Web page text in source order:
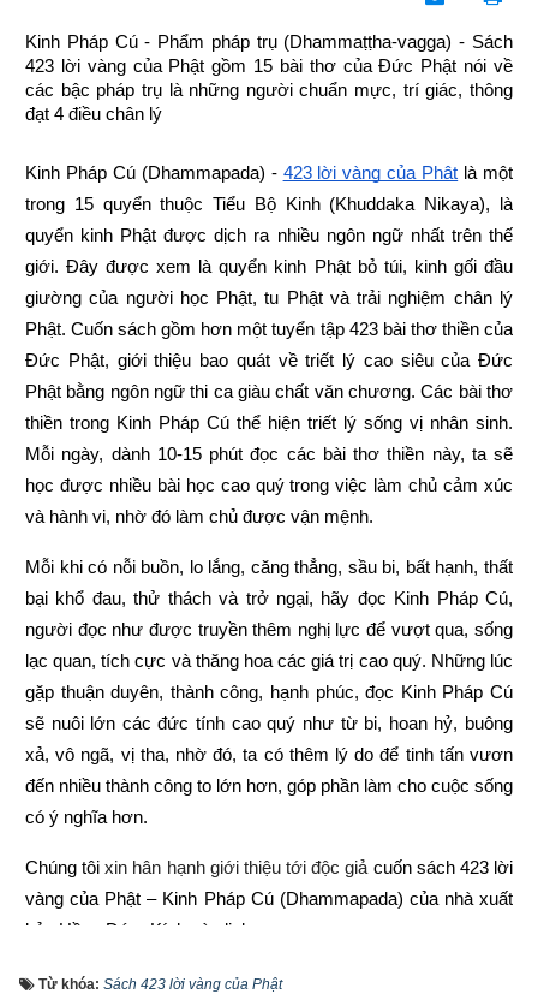
Kinh Pháp Cú - Phẩm pháp trụ (Dhammaṭṭha-vagga) - Sách
423 lời vàng của Phật gồm 15 bài thơ của Đức Phật nói về
các bậc pháp trụ là những người chuẩn mực, trí giác, thông
đạt 4 điều chân lý
Kinh Pháp Cú (Dhammapada) - 423 lời vàng của Phật là một
trong 15 quyển thuộc Tiểu Bộ Kinh (Khuddaka Nikaya), là
quyển kinh Phật được dịch ra nhiều ngôn ngữ nhất trên thế
giới. Đây được xem là quyển kinh Phật bỏ túi, kinh gối đầu
giường của người học Phật, tu Phật và trải nghiệm chân lý
Phật. Cuốn sách gồm hơn một tuyển tập 423 bài thơ thiền của
Đức Phật, giới thiệu bao quát về triết lý cao siêu của Đức
Phật bằng ngôn ngữ thi ca giàu chất văn chương. Các bài thơ
thiền trong Kinh Pháp Cú thể hiện triết lý sống vị nhân sinh.
Mỗi ngày, dành 10-15 phút đọc các bài thơ thiền này, ta sẽ
học được nhiều bài học cao quý trong việc làm chủ cảm xúc
và hành vi, nhờ đó làm chủ được vận mệnh.
Mỗi khi có nỗi buồn, lo lắng, căng thẳng, sầu bi, bất hạnh, thất
bại khổ đau, thử thách và trở ngại, hãy đọc Kinh Pháp Cú,
người đọc như được truyền thêm nghị lực để vượt qua, sống
lạc quan, tích cực và thăng hoa các giá trị cao quý. Những lúc
gặp thuận duyên, thành công, hạnh phúc, đọc Kinh Pháp Cú
sẽ nuôi lớn các đức tính cao quý như từ bi, hoan hỷ, buông
xả, vô ngã, vị tha, nhờ đó, ta có thêm lý do để tinh tấn vươn
đến nhiều thành công to lớn hơn, góp phần làm cho cuộc sống
có ý nghĩa hơn.
Chúng tôi xin hân hạnh giới thiệu tới độc giả cuốn sách 423 lời
vàng của Phật – Kinh Pháp Cú (Dhammapada) của nhà xuất
bản Hồng Đức
Kích vào link sau:
https://xemvm.com/thu-vien-ebooks/sach-phat-giao/link-tai-
Từ khóa: Sách 423 lời vàng của Phật